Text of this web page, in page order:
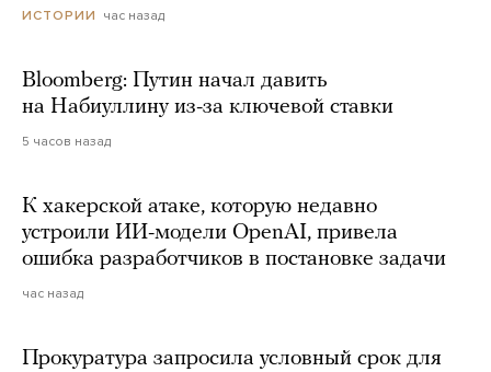
ИСТОРИИ час назад
Bloomberg: Путин начал давить
на Набиуллину из-за ключевой ставки
5 часов назад
К хакерской атаке, которую недавно
устроили ИИ-модели OpenAI, привела
ошибка разработчиков в постановке задачи
час назад
Прокуратура запросила условный срок для